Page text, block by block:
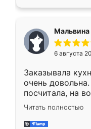
меньше, здесь
Мне нравится
мебели буду
Мальвина
6 августа
Заказывала
очень
посчитала, на
Замерщик
делу со всей
за день, ребята
Читать полностью